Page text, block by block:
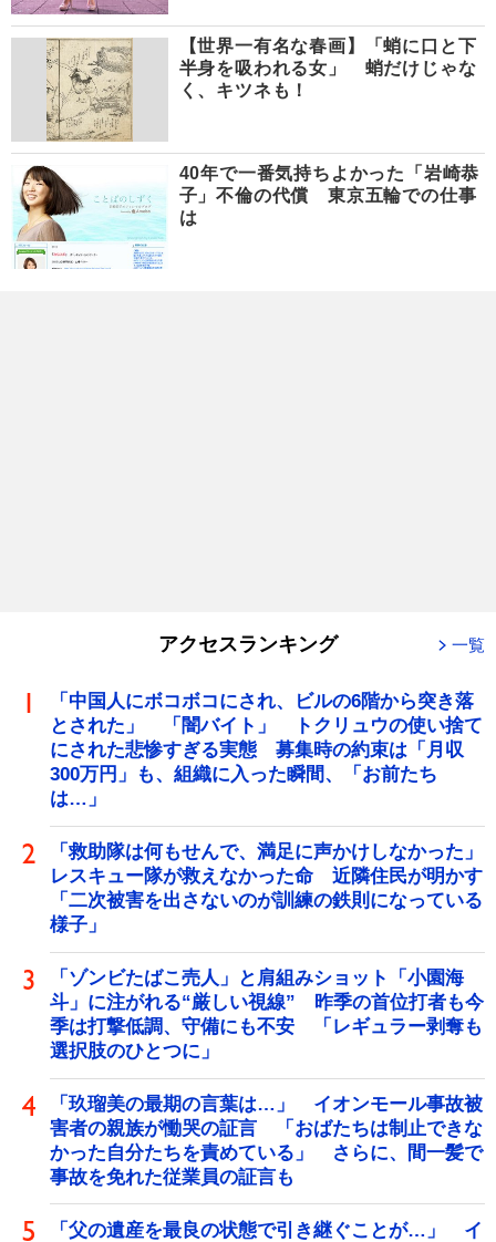
【世界一有名な春画】「蛸に口と下
半身を吸われる女」 蛸だけじゃな
く、キツネも！
40年で一番気持ちよかった「岩崎恭
子」不倫の代償 東京五輪での仕事
は
アクセスランキング 一覧
「中国人にボコボコにされ、ビルの6階から突き落
とされた」 「闇バイト」 トクリュウの使い捨て
にされた悲惨すぎる実態 募集時の約束は「月収
300万円」も、組織に入った瞬間、「お前たち
は…」
「救助隊は何もせんで、満足に声かけしなかった」
レスキュー隊が救えなかった命 近隣住民が明かす
「二次被害を出さないのが訓練の鉄則になっている
様子」
「ゾンビたばこ売人」と肩組みショット「小園海
斗」に注がれる“厳しい視線” 昨季の首位打者も今
季は打撃低調、守備にも不安 「レギュラー剥奪も
選択肢のひとつに」
「玖瑠美の最期の言葉は…」 イオンモール事故被
害者の親族が慟哭の証言 「おばたちは制止できな
かった自分たちを責めている」 さらに、間一髪で
事故を免れた従業員の証言も
「父の遺産を最良の状態で引き継ぐことが…」 イ